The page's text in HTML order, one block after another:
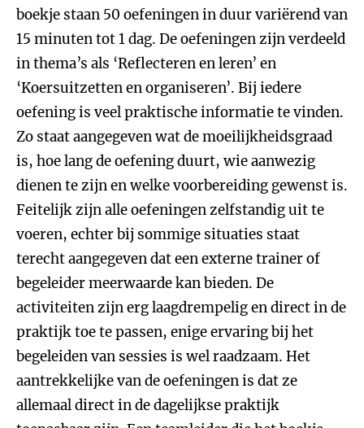
boekje staan 50 oefeningen in duur variërend van
15 minuten tot 1 dag. De oefeningen zijn verdeeld
in thema’s als ‘Reflecteren en leren’ en
‘Koersuitzetten en organiseren’. Bij iedere
oefening is veel praktische informatie te vinden.
Zo staat aangegeven wat de moeilijkheidsgraad
is, hoe lang de oefening duurt, wie aanwezig
dienen te zijn en welke voorbereiding gewenst is.
Feitelijk zijn alle oefeningen zelfstandig uit te
voeren, echter bij sommige situaties staat
terecht aangegeven dat een externe trainer of
begeleider meerwaarde kan bieden. De
activiteiten zijn erg laagdrempelig en direct in de
praktijk toe te passen, enige ervaring bij het
begeleiden van sessies is wel raadzaam. Het
aantrekkelijke van de oefeningen is dat ze
allemaal direct in de dagelijkse praktijk